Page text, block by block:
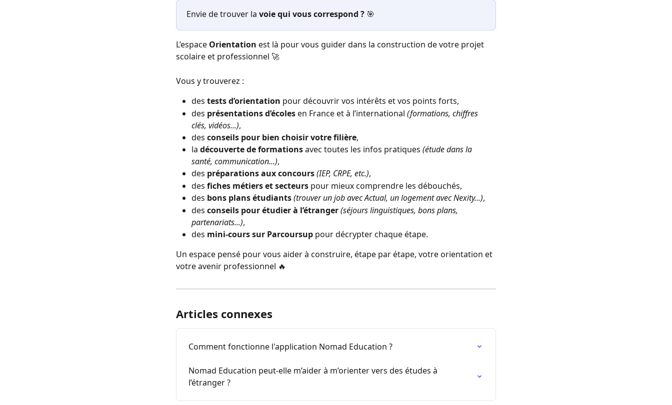
Envie de trouver la voie qui vous correspond ? 🎯
L’espace Orientation est là pour vous guider dans la construction de votre projet
scolaire et professionnel 🚀
Vous y trouverez :
des tests d’orientation pour découvrir vos intérêts et vos points forts,
des présentations d’écoles en France et à l’international (formations, chiffres
clés, vidéos...),
des conseils pour bien choisir votre filière,
la découverte de formations avec toutes les infos pratiques (étude dans la
santé, communication...),
des préparations aux concours(IEP, CRPE, etc.),
des fiches métiers et secteurs pour mieux comprendre les débouchés,
des bons plans étudiants(trouver un job avec Actual, un logement avec Nexity...),
des conseils pour étudier à l’étranger(séjours linguistiques, bons plans,
partenariats...),
des mini-cours sur Parcoursup pour décrypter chaque étape.
Un espace pensé pour vous aider à construire, étape par étape, votre orientation et
votre avenir professionnel 🔥
Articles connexes
Comment fonctionne l'application Nomad Education ?
Nomad Education peut-elle m’aider à m’orienter vers des études à
l’étranger ?